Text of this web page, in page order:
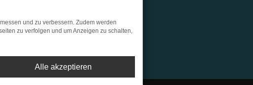
und zu verbessern. Zudem werden
zu verfolgen und um Anzeigen zu schalten,
Alle akzeptieren